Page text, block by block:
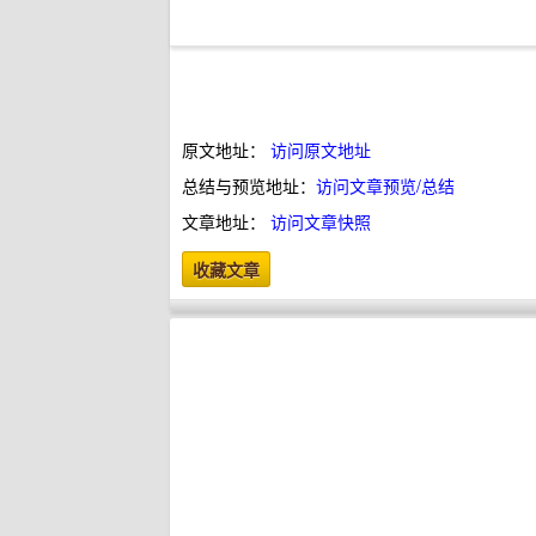
原文地址： 访问原文地址
总结与预览地址： 访问文章预览/总结
文章地址： 访问文章快照